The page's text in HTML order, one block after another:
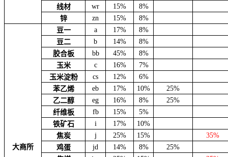
线材
wr 15%
8%
锌
zn 15% 8%
大商所
豆一 a 17%
8%
豆二
b 14%
8%
胶合板
bb 45%
8%
玉米
c 16%
7%
玉米淀粉
cs 12%
6%
苯乙烯
eb 17% 10%
25%
乙二醇
eg 16% 8%
25%
纤维板
fb 15%
5%
铁矿石
i 17%
10%
焦炭
j 25% 15%
35%
鸡蛋
jd 14% 8%
25%